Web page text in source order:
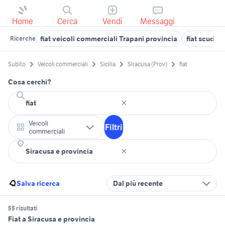
Home Cerca Vendi Messaggi
Ricerche fiat veicoli commerciali Trapani provincia fiat scudo
Subito Veicoli commerciali Sicilia Siracusa (Prov) fiat
Cosa cerchi?
Veicoli
commerciali
Filtri
Salva ricerca Dal più recente
55 risultati
Fiat a Siracusa e provincia